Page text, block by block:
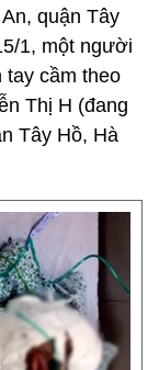
quận Tây
1, một người
tay cầm theo
Thị H (đang
Tây Hồ, Hà